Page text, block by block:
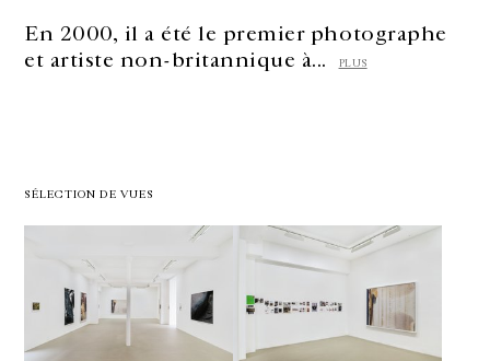
En 2000, il a été le premier photographe
et artiste non-britannique à...
PLUS
SÉLECTION DE VUES